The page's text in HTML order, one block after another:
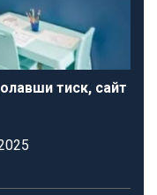
тиск, сайт